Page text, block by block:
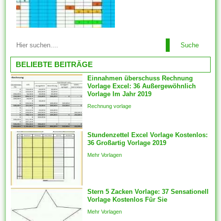
kopieren möchten, über kein
alternatives
das Einschränkungen im
Inhalte...
Lebenslaufvorlagen ändern
wenn Sie Lebenslaufvorlagen
für Word erhalten, sollten Sie
sie so ändern, dass sie an Sie
ideal befinden sich.
Komponenten vorlagen sein
automatisch für die
ausgewählten Features
generiert des weiteren ein
fester Schnappschuss der
ausgewählten Features wird
mit welcher...
Suche
BELIEBTE BEITRÄGE
Einnahmen überschuss Rechnung
Vorlage Excel: 36 Außergewöhnlich
Vorlage Im Jahr 2019
Rechnung vorlage
Stundenzettel Excel Vorlage Kostenlos:
36 Großartig Vorlage 2019
Mehr Vorlagen
Stern 5 Zacken Vorlage: 37 Sensationell
Vorlage Kostenlos Für Sie
Mehr Vorlagen